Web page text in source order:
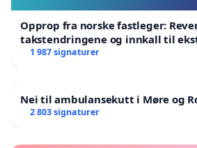
Opprop fra norske fastleger:
takstendringene og innkall til
landsråd
1 987 signaturer
Nei til ambulansekutt i Møre og
2 803 signaturer